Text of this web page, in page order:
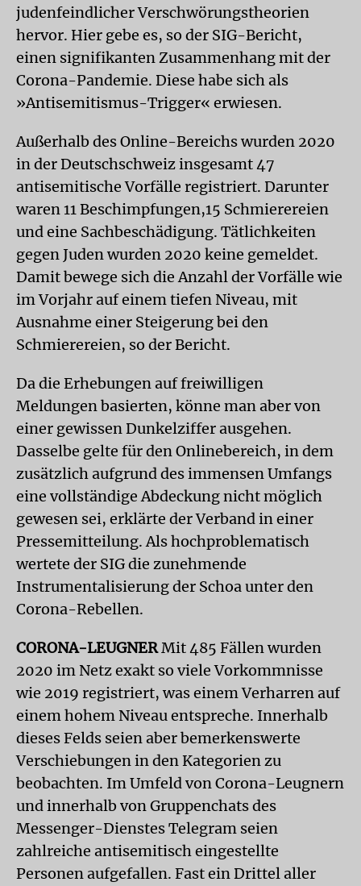
judenfeindlicher Verschwörungstheorien
hervor. Hier gebe es, so der SIG-Bericht,
einen signifikanten Zusammenhang mit der
Corona-Pandemie. Diese habe sich als
»Antisemitismus-Trigger« erwiesen.
Außerhalb des Online-Bereichs wurden 2020
in der Deutschschweiz insgesamt 47
antisemitische Vorfälle registriert. Darunter
waren 11 Beschimpfungen,15 Schmierereien
und eine Sachbeschädigung. Tätlichkeiten
gegen Juden wurden 2020 keine gemeldet.
Damit bewege sich die Anzahl der Vorfälle wie
im Vorjahr auf einem tiefen Niveau, mit
Ausnahme einer Steigerung bei den
Schmierereien, so der Bericht.
Da die Erhebungen auf freiwilligen
Meldungen basierten, könne man aber von
einer gewissen Dunkelziffer ausgehen.
Dasselbe gelte für den Onlinebereich, in dem
zusätzlich aufgrund des immensen Umfangs
eine vollständige Abdeckung nicht möglich
gewesen sei, erklärte der Verband in einer
Pressemitteilung. Als hochproblematisch
wertete der SIG die zunehmende
Instrumentalisierung der Schoa unter den
Corona-Rebellen.
CORONA-LEUGNERMit 485 Fällen wurden
2020 im Netz exakt so viele Vorkommnisse
wie 2019 registriert, was einem Verharren auf
einem hohem Niveau entspreche. Innerhalb
dieses Felds seien aber bemerkenswerte
Verschiebungen in den Kategorien zu
beobachten. Im Umfeld von Corona-Leugnern
und innerhalb von Gruppenchats des
Messenger-Dienstes Telegram seien
zahlreiche antisemitisch eingestellte
Personen aufgefallen. Fast ein Drittel aller